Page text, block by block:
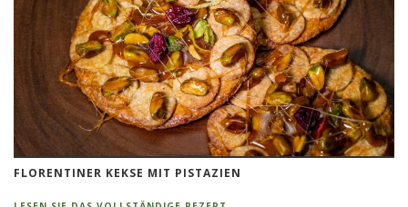
FLORENTINER KEKSE MIT PISTAZIEN